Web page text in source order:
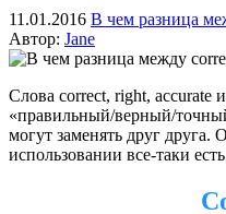
11.01.2016 В чем разница
Автор: Jane
Слова correct, right, accurate
«правильный/верный/
могут заменять друг
использовании все-таки